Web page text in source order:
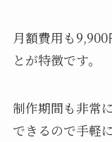
月額費用も
とが特徴です。
制作期間も非常
できるので手軽